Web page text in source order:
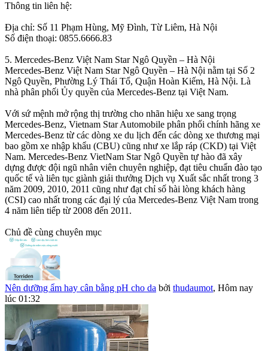
Thông tin liên hệ:
Địa chỉ: Số 11 Phạm Hùng, Mỹ Đình, Từ Liêm, Hà Nội
Số điện thoại: 0855.6666.83
5. Mercedes-Benz Việt Nam Star Ngô Quyền – Hà Nội
Mercedes-Benz Việt Nam Star Ngô Quyền – Hà Nội nằm tại Số 2
Ngô Quyền, Phường Lý Thái Tổ, Quận Hoàn Kiếm, Hà Nội. Là
nhà phân phối Ủy quyền của Mercedes-Benz tại Việt Nam.
Với sứ mệnh mở rộng thị trường cho nhãn hiệu xe sang trọng
Mercedes-Benz, Vietnam Star Automobile phân phối chính hãng xe
Mercedes-Benz từ các dòng xe du lịch đến các dòng xe thương mại
bao gồm xe nhập khẩu (CBU) cũng như xe lắp ráp (CKD) tại Việt
Nam. Mercedes-Benz VietNam Star Ngô Quyền tự hào đã xây
dựng được đội ngũ nhân viên chuyên nghiệp, đạt tiêu chuẩn đào tạo
quốc tế và liên tục giành giải thưởng Dịch vụ Xuất sắc nhất trong 3
năm 2009, 2010, 2011 cũng như đạt chỉ số hài lòng khách hàng
(CSI) cao nhất trong các đại lý của Mercedes-Benz Việt Nam trong
4 năm liên tiếp từ 2008 đến 2011.
Chủ đề cùng chuyên mục
Nên dưỡng ẩm hay cân bằng pH cho da bởi thudaumot, Hôm nay
lúc 01:32